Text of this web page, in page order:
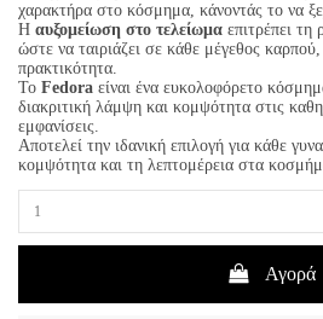
χαρακτήρα στο κόσμημα, κάνοντάς το να
Η αυξομείωση στο τελείωμα επιτρέπει τη
ώστε να ταιριάζει σε κάθε μέγεθος
πρακτικότητα.
Το Fedora είναι ένα ευκολοφόρετο
διακριτική λάμψη και κομψότητα στις
εμφανίσεις.
Αποτελεί την ιδανική επιλογή για κάθε
κομψότητα και τη λεπτομέρεια στα
Αγορά